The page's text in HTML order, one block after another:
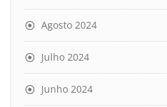
Agosto 2024
Julho 2024
Junho 2024